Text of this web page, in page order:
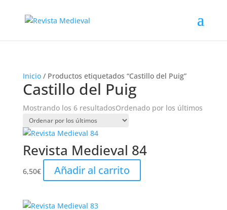
Inicio/ Productos etiquetados “Castillo del Puig”
Castillo del Puig
Mostrando los 6 resultadosOrdenado por los últimos
Revista Medieval 84
6,50€ Añadir al carrito